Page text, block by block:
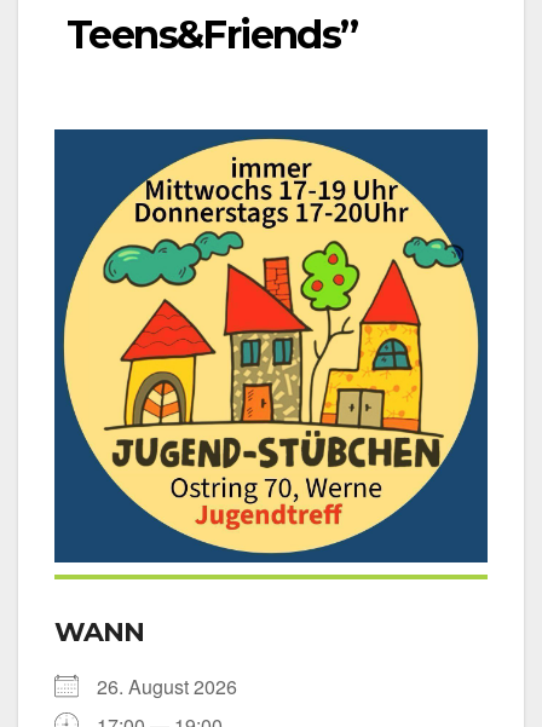
Teens&Friends”
WANN
26. August 2026